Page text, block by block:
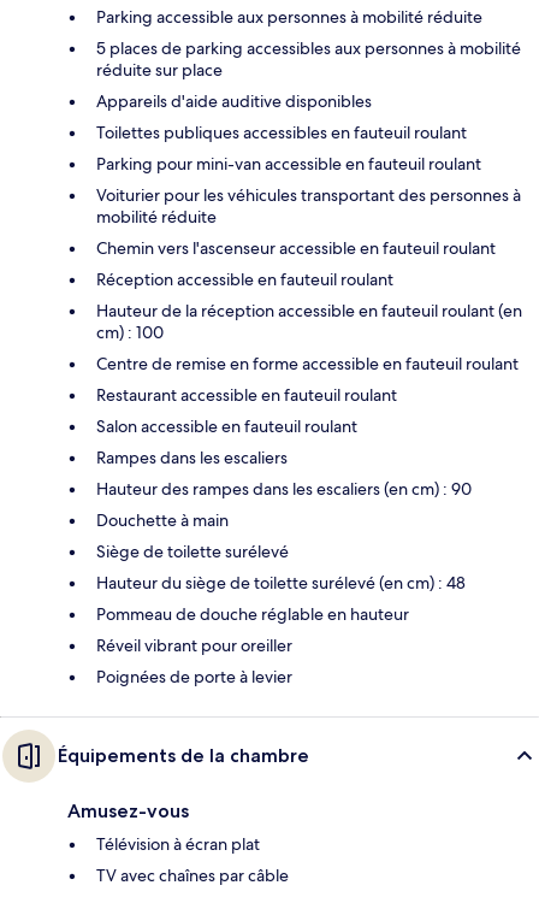
Parking accessible aux personnes à mobilité réduite
5 places de parking accessibles aux personnes à mobilité
réduite sur place
Appareils d'aide auditive disponibles
Toilettes publiques accessibles en fauteuil roulant
Parking pour mini-van accessible en fauteuil roulant
Voiturier pour les véhicules transportant des personnes à
mobilité réduite
Chemin vers l'ascenseur accessible en fauteuil roulant
Réception accessible en fauteuil roulant
Hauteur de la réception accessible en fauteuil roulant (en
cm) : 100
Centre de remise en forme accessible en fauteuil roulant
Restaurant accessible en fauteuil roulant
Salon accessible en fauteuil roulant
Rampes dans les escaliers
Hauteur des rampes dans les escaliers (en cm) : 90
Douchette à main
Siège de toilette surélevé
Hauteur du siège de toilette surélevé (en cm) : 48
Pommeau de douche réglable en hauteur
Réveil vibrant pour oreiller
Poignées de porte à levier
Équipements de la chambre
Amusez-vous
Télévision à écran plat
TV avec chaînes par câble